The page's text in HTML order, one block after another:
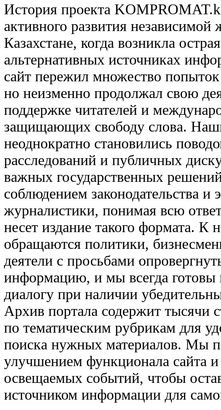
История проекта
активного развития независимой
Казахстане, когда возникла
альтернативных источниках
сайт пережил множество
но неизменно продолжал свою
поддержке читателей и
защищающих свободу слова.
неоднократно становились
расследований и публичных
важных государственных
соблюдением законодательства и
журналистики, понимая всю
несет издание такого формата. К
обращаются политики,
деятели с просьбами
информацию, и мы всегда готовы
диалогу при наличии
Архив портала содержит тысячи
по тематическим рубрикам для
поиска нужных материалов. Мы
улучшением функционала сайта
освещаемых событий, чтобы
источником информации для